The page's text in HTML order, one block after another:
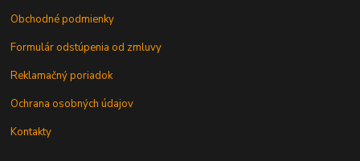
Obchodné podmienky
Formulár odstúpenia od zmluvy
Reklamačný poriadok
Ochrana osobných údajov
Kontakty